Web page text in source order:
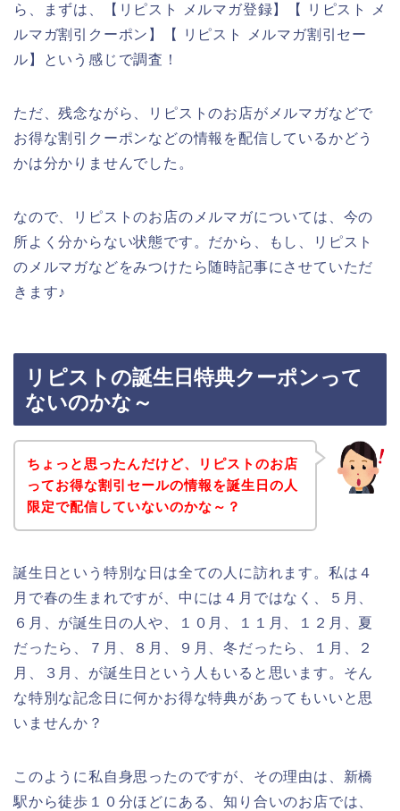
ら、まずは、【リピスト メルマガ登録】【 リピスト メ
ルマガ割引クーポン】【 リピスト メルマガ割引セー
ル】という感じで調査！
ただ、残念ながら、リピストのお店がメルマガなどで
お得な割引クーポンなどの情報を配信しているかどう
かは分かりませんでした。
なので、リピストのお店のメルマガについては、今の
所よく分からない状態です。だから、もし、リピスト
のメルマガなどをみつけたら随時記事にさせていただ
きます♪
リピストの誕生日特典クーポンって
ないのかな～
ちょっと思ったんだけど、リピストのお店
ってお得な割引セールの情報を誕生日の人
限定で配信していないのかな～？
誕生日という特別な日は全ての人に訪れます。私は４
月で春の生まれですが、中には４月ではなく、５月、
６月、が誕生日の人や、１０月、１１月、１２月、夏
だったら、７月、８月、９月、冬だったら、１月、２
月、３月、が誕生日という人もいると思います。そん
な特別な記念日に何かお得な特典があってもいいと思
いませんか？
このように私自身思ったのですが、その理由は、新橋
駅から徒歩１０分ほどにある、知り合いのお店では、